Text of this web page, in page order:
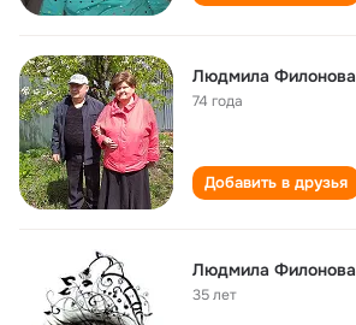
Людмила Филонова
74 года
Добавить в друзья
Людмила Филонова
35 лет